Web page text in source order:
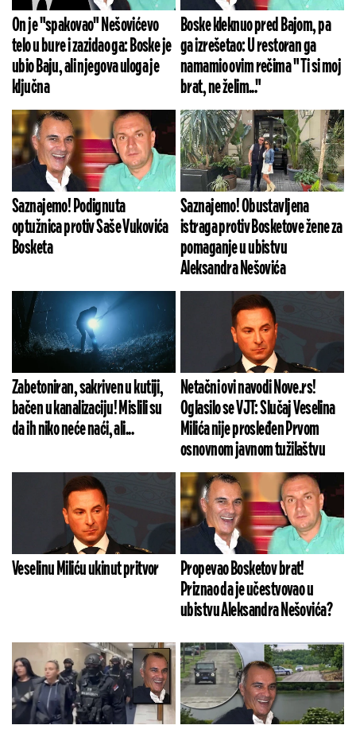
On je "spakovao" Nešovićevo
telo u bure i zazidao ga: Boske je
ubio Baju, ali njegova uloga je
ključna
Boske kleknuo pred Bajom, pa
ga izrešetao: U restoran ga
namamio ovim rečima " Ti si moj
brat, ne želim..."
Saznajemo! Podignuta
optužnica protiv Saše Vukovića
Bosketa
Saznajemo! Obustavljena
istraga protiv Bosketove žene za
pomaganje u ubistvu
Aleksandra Nešovića
Zabetoniran, sakriven u kutiji,
bačen u kanalizaciju! Mislili su
da ih niko neće naći, ali...
Netačni ovi navodi Nove.rs!
Oglasilo se VJT: Slučaj Veselina
Milića nije prosleđen Prvom
osnovnom javnom tužilaštvu
Veselinu Miliću ukinut pritvor
Propevao Bosketov brat!
Priznao da je učestvovao u
ubistvu Aleksandra Nešovića?